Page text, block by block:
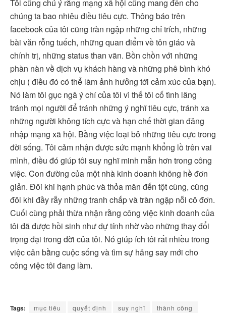
Tôi cũng chú ý rằng mạng xã hội cũng mang đến cho
chúng ta bao nhiêu điều tiêu cực. Thông báo trên
facebook của tôi cũng tràn ngập những chỉ trích, những
bài văn rỗng tuếch, những quan điểm về tôn giáo và
chính trị, những status than vãn. Bồn chồn với những
phàn nàn về dịch vụ khách hàng và những phê bình khó
chịu ( điều đó có thể làm ảnh hưởng tới cảm xúc của bạn).
Nó làm tôi gục ngã ý chí của tôi vì thế tôi cố tình lãng
tránh mọi người để tránh những ý nghĩ tiêu cực, tránh xa
những người không tích cực và hạn chế thời gian đăng
nhập mạng xã hội. Bằng việc loại bỏ những tiêu cực trong
đời sống. Tôi cảm nhận được sức mạnh khổng lồ trên vai
mình, điều đó giúp tôi suy nghĩ minh mẫn hơn trong công
việc. Con đường của một nhà kinh doanh không hề đơn
giản. Đôi khi hạnh phúc và thỏa mãn đến tột cùng, cũng
đôi khi đầy rẫy những tranh chấp và tràn ngập nỗi cô đơn.
Cuối cùng phải thừa nhận rằng công việc kinh doanh của
tôi đã được hồi sinh như dự tính nhờ vào những thay đổi
trọng đại trong đời của tôi. Nó giúp ích tôi rất nhiều trong
việc cân bằng cuộc sống và tìm sự hăng say mới cho
công việc tôi đang làm.
Tags: mục tiêu quyết định suy nghĩ
thành công